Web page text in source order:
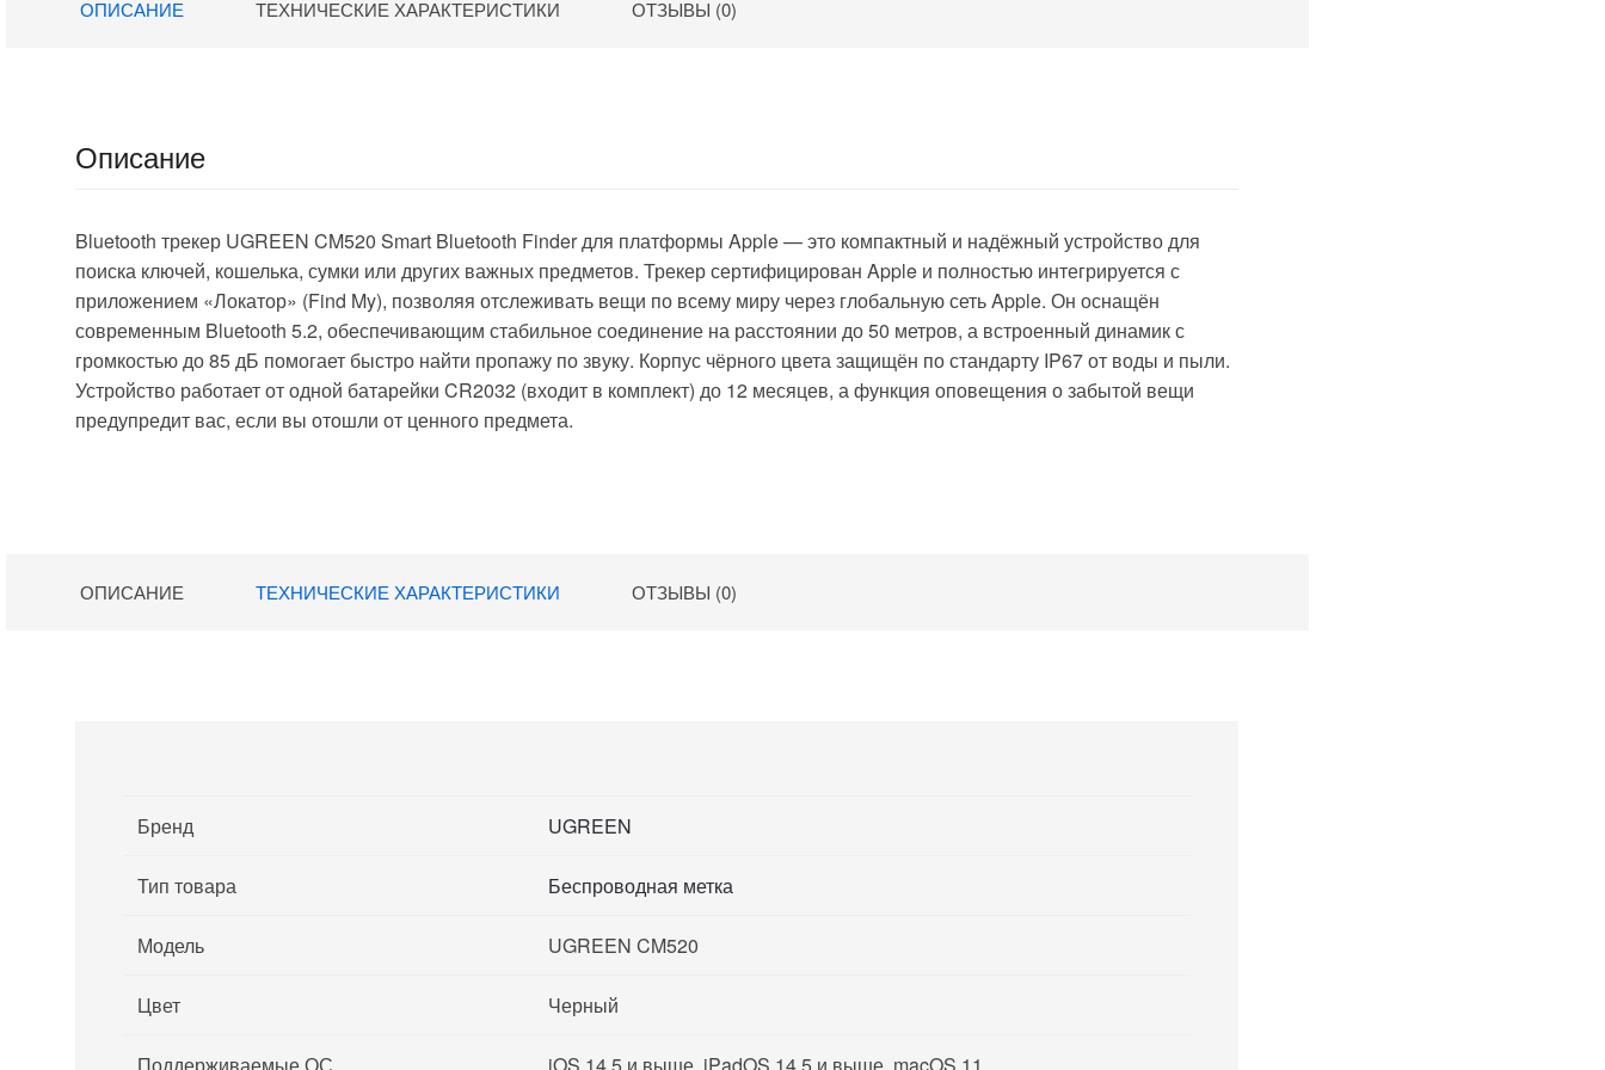
серебряный
ОПИСАНИЕ ТЕХНИЧЕСКИЕ ХАРАКТЕРИСТИКИ ОТЗЫВЫ (0)
Описание
Bluetooth трекер UGREEN CM520 Smart Bluetooth Finderдля платформы Apple — это компактный и надёжный устройство для
поиска ключей, кошелька, сумки или других важных предметов. Трекер сертифицирован Apple и полностью интегрируется с
приложением «Локатор» (Find My), позволяя отслеживать вещи по всему миру через глобальную сеть Apple. Он оснащён
современным Bluetooth 5.2, обеспечивающим стабильное соединение на расстоянии до 50 метров, а встроенный динамик с
громкостью до 85 дБ помогает быстро найти пропажу по звуку. Корпус чёрного цвета защищён по стандарту IP67 от воды и пыли.
Устройство работает от одной батарейки CR2032 (входит в комплект) до 12 месяцев, а функция оповещения о забытой вещи
предупредит вас, если вы отошли от ценного предмета.
ОПИСАНИЕ ТЕХНИЧЕСКИЕ ХАРАКТЕРИСТИКИ ОТЗЫВЫ (0)
Бренд UGREEN
Тип товара Беспроводная метка
Модель UGREEN CM520
Цвет Черный